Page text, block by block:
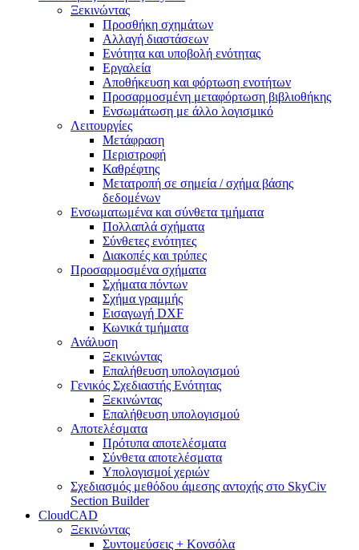
Ξεκινώντας
Προσθήκη σχημάτων
Αλλαγή διαστάσεων
Ενότητα και υποβολή ενότητας
Εργαλεία
Αποθήκευση και φόρτωση ενοτήτων
Προσαρμοσμένη μεταφόρτωση βιβλιοθήκης
Ενσωμάτωση με άλλο λογισμικό
Λειτουργίες
Μετάφραση
Περιστροφή
Καθρέφτης
Μετατροπή σε σημεία / σχήμα βάσης
δεδομένων
Ενσωματωμένα και σύνθετα τμήματα
Πολλαπλά σχήματα
Σύνθετες ενότητες
Διακοπές και τρύπες
Προσαρμοσμένα σχήματα
Σχήματα πόντων
Σχήμα γραμμής
Εισαγωγή DXF
Κωνικά τμήματα
Ανάλυση
Ξεκινώντας
Επαλήθευση υπολογισμού
Γενικός Σχεδιαστής Ενότητας
Ξεκινώντας
Επαλήθευση υπολογισμού
Αποτελέσματα
Πρότυπα αποτελέσματα
Σύνθετα αποτελέσματα
Υπολογισμοί χεριών
Σχεδιασμός μεθόδου άμεσης αντοχής στο SkyCiv
Section Builder
CloudCAD
Ξεκινώντας
Συντομεύσεις + Κονσόλα